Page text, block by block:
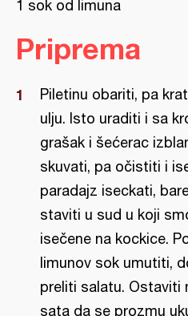
1 sok od limuna
Priprema
Piletinu obariti, pa
ulju. Isto uraditi i sa
grašak i šećerac
skuvati, pa očistiti i
paradajz iseckati,
staviti u sud u koji
isečene na kockice.
limunov sok umutiti,
preliti salatu. Ostaviti
sata da se prozmu